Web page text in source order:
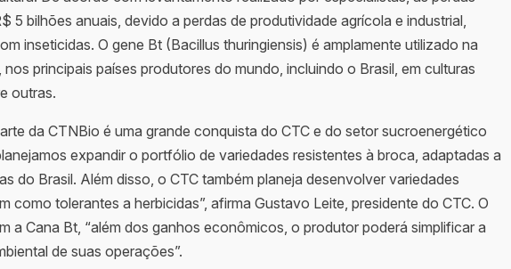
5 bilhões anuais, devido a perdas de produtividade agrícola e industrial,
inseticidas. O gene Bt (Bacillus thuringiensis) é amplamente utilizado na
principais países produtores do mundo, incluindo o Brasil, em culturas
outras.
da CTNBio é uma grande conquista do CTC e do setor sucroenergético
expandir o portfólio de variedades resistentes à broca, adaptadas a
do Brasil. Além disso, o CTC também planeja desenvolver variedades
como tolerantes a herbicidas”, afirma Gustavo Leite, presidente do CTC. O
a Cana Bt, “além dos ganhos econômicos, o produtor poderá simplificar a
de suas operações”.